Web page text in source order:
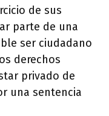
de sus
parte de una
ser ciudadano
derechos
privado de
una sentencia